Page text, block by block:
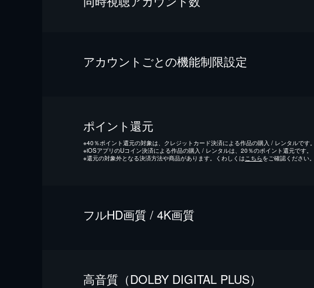
アカウントごとの機能制限設定
ポイント還元
※40％ポイント還元の対象は、クレジットカード決済による作品の購入 / レンタルです。
※iOSアプリのUコイン決済による作品の購入 / レンタルは、20％のポイント還元です。
※還元の対象外となる決済方法や商品があります。くわしくは こちらをご確認ください。
フルHD画質 / 4K画質
⾼⾳質（DOLBY DIGITAL PLUS）